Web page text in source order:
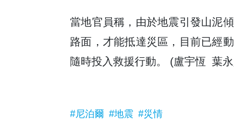
當地官員稱，由於地震引發山泥
路面，才能抵達災區，目前已經
隨時投入救援行動。 (盧宇恆 葉
#尼泊爾 #地震 #災情